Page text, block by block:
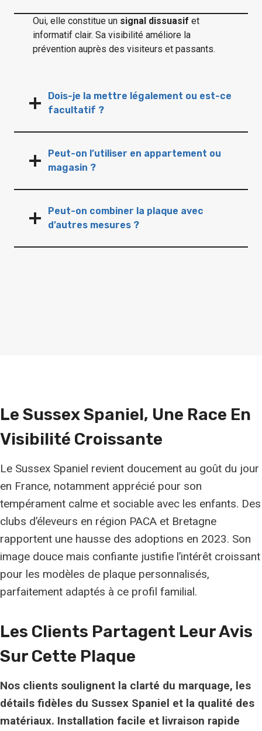
Oui, elle constitue un signal dissuasif et
informatif clair. Sa visibilité améliore la
prévention auprès des visiteurs et passants.
Dois-je la mettre légalement ou est-ce
facultatif ?
Peut-on l’utiliser en appartement ou
magasin ?
Peut-on combiner la plaque avec
d’autres mesures ?
Le Sussex Spaniel, Une Race En
Visibilité Croissante
Le Sussex Spaniel revient doucement au goût du jour
en France, notamment apprécié pour son
tempérament calme et sociable avec les enfants. Des
clubs d’éleveurs en région PACA et Bretagne
rapportent une hausse des adoptions en 2023. Son
image douce mais confiante justifie l’intérêt croissant
pour les modèles de plaque personnalisés,
parfaitement adaptés à ce profil familial.
Les Clients Partagent Leur Avis
Sur Cette Plaque
Nos clients soulignent la clarté du marquage, les
détails fidèles du Sussex Spaniel et la qualité des
matériaux. Installation facile et livraison rapide